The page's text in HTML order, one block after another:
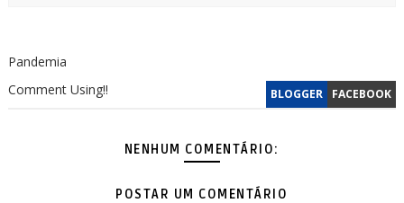
Pandemia
BLOGGER FACEBOOK
Comment Using!!
NENHUM COMENTÁRIO:
POSTAR UM COMENTÁRIO